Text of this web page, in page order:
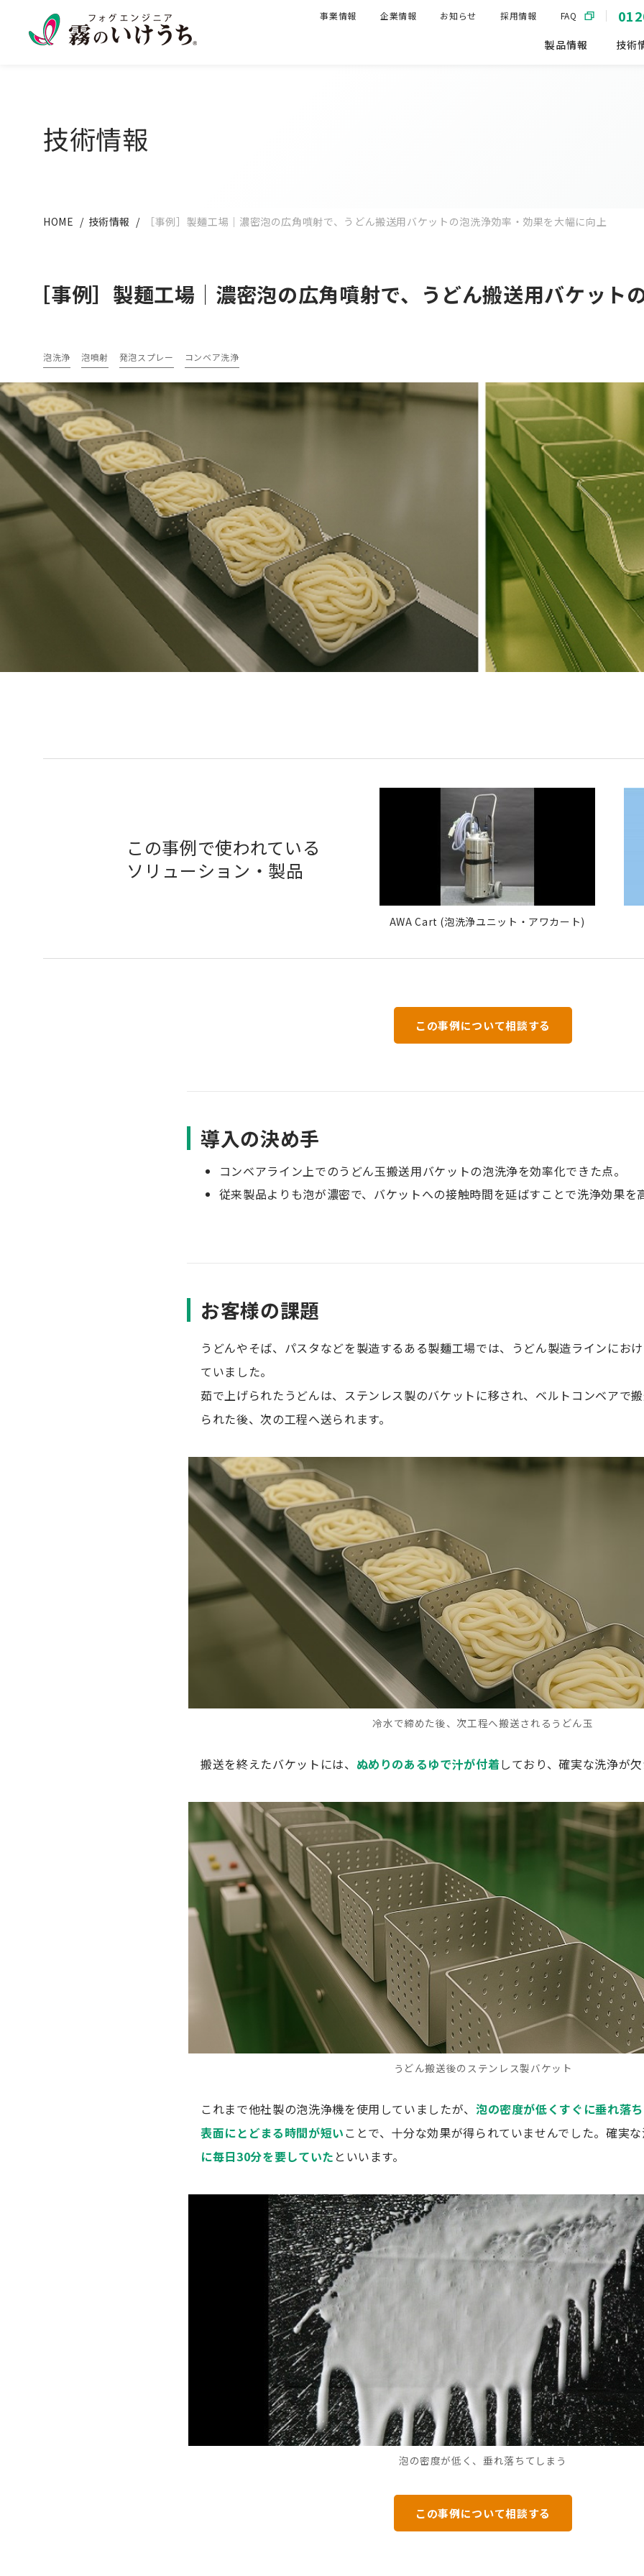
製品情報 技術
事業情報 企業情報 お知らせ 採用情報 FAQ
技術情報
HOME 技術情報 ［事例］製麺工場｜濃密泡の広角噴射で、うどん搬送用バケットの泡洗浄効率・効果を大幅に向上
［事例］製麺工場｜濃密泡の広角噴射で、うどん搬送用バケッ
泡洗浄 泡噴射 発泡スプレー コンベア洗浄
この事例で使われている
ソリューション・製品
AWA Cart (泡洗浄ユニット・アワカート)
この事例について相談する
導入の決め手
コンベアライン上でのうどん玉搬送用バケットの泡洗浄を効率化できた点。
従来製品よりも泡が濃密で、バケットへの接触時間を延ばすことで洗浄効果を
お客様の課題
うどんやそば、パスタなどを製造するある製麺工場では、うどん製造ラインにお
ていました。
茹で上げられたうどんは、ステンレス製のバケットに移され、ベルトコンベアで
られた後、次の工程へ送られます。
冷水で締めた後、次工程へ搬送されるうどん玉
搬送を終えたバケットには、 ぬめりのあるゆで汁が付着しており、確実な洗浄が
うどん搬送後のステンレス製バケット
これまで他社製の泡洗浄機を使用していましたが、 泡の密度が低くすぐに垂れ落ち
表面にとどまる時間が短い ことで、十分な効果が得られていませんでした。確実
に毎日30分を要していた といいます。
泡の密度が低く、垂れ落ちてしまう
この事例について相談する